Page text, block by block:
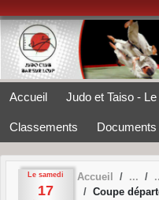
Accueil
Classements Documents
Le samedi
17
Accueil
Coupe